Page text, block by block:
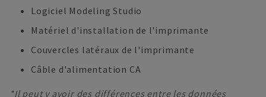
Logiciel Modeling Studio
Matériel d'installation de l'imprimante
Couvercles latéraux de l'imprimante
Câble d'alimentation CA
*Il peut y avoir des différences entre les données